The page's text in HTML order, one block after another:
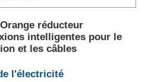
réducteur
intelligentes pour le
et les câbles
l'électricité